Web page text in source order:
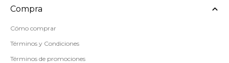
Compra
Cómo comprar
Términos y Condiciones
Términos de promociones